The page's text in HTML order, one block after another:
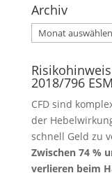
Archiv
Archiv
Risikohinweis
2018/796
CFD sind
der
schnell Geld zu
Zwischen 74 %
verlieren beim